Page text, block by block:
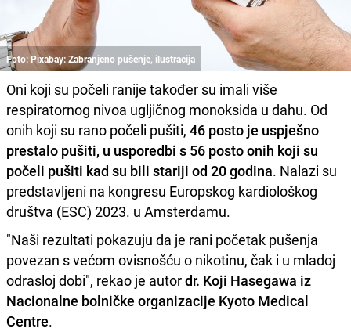
Foto: Pixabay: Zabranjeno pušenje, ilustracija
Oni koji su počeli ranije također su imali više
respiratornog nivoa ugljičnog monoksida u dahu. Od
onih koji su rano počeli pušiti, 46 posto je uspješno
prestalo pušiti, u usporedbi s 56 posto onih koji su
počeli pušiti kad su bili stariji od 20 godina. Nalazi su
predstavljeni na kongresu Europskog kardiološkog
društva (ESC) 2023. u Amsterdamu.
"Naši rezultati pokazuju da je rani početak pušenja
povezan s većom ovisnošću o nikotinu, čak i u mladoj
odrasloj dobi", rekao je autordr. Koji Hasegawa iz
Nacionalne bolničke organizacije Kyoto Medical
Centre.